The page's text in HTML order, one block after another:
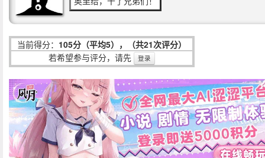
当前得分： 105分（平均5），（共21次评分）
若希望参与评分，请先
登录